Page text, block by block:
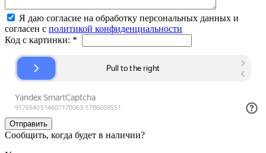
Я даю согласие на обработку персональных данных и
согласен с политикой конфиденциальности
Код с картинки: *
Сообщить, когда будет в наличии?